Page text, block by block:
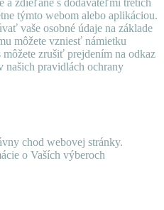
týmto webom alebo aplikáciou.
vaše osobné údaje na základe
môžete vzniesť námietku
zrušiť prejdením na odkaz
našich pravidlách ochrany
chod webovej stránky.
o Vaších výberoch